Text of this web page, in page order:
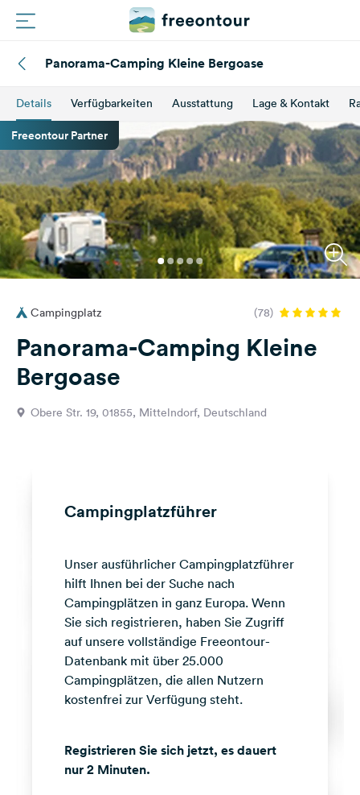
Plätze
Magazin
Partner
Registrieren
Einloggen
Fragen &
Feedback
Sprache:
Facebook
Instagram
Panorama-Camping Kleine Bergoase
Details Verfügbarkeiten Ausstattung Lage & Kontakt
Freeontour Partner
Campingplatz (78)
Panorama-Camping Kleine
Bergoase
Obere Str. 19, 01855, Mittelndorf, Deutschland
Campingplatzführer
Unser ausführlicher Campingplatzführer
hilft Ihnen bei der Suche nach
Campingplätzen in ganz Europa. Wenn
Sie sich registrieren, haben Sie Zugriff
auf unsere vollständige Freeontour-
Datenbank mit über 25.000
Campingplätzen, die allen Nutzern
kostenfrei zur Verfügung steht.
Registrieren Sie sich jetzt, es dauert
nur 2 Minuten.